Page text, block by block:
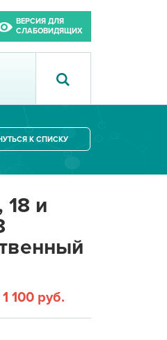
ВЕРСИЯ ДЛЯ
СЛАБОВИДЯЩИХ
К СПИСКУ
и
1 100 руб.